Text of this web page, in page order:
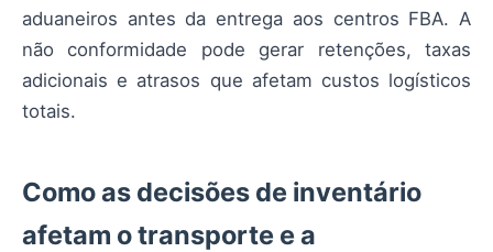
aduaneiros antes da entrega aos centros FBA. A
não conformidade pode gerar retenções, taxas
adicionais e atrasos que afetam custos logísticos
totais.
Como as decisões de inventário
afetam o transporte e a